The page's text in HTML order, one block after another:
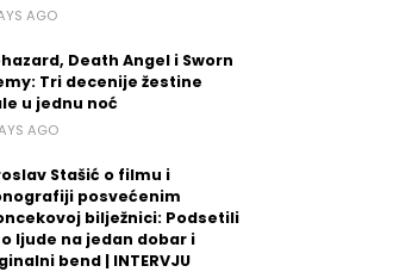
AGO
Death Angel i Sworn
Tri decenije žestine
u jednu noć
AGO
Stašić o filmu i
posvećenim
bilježnici: Podsetili
ljude na jedan dobar i
bend | INTERVJU